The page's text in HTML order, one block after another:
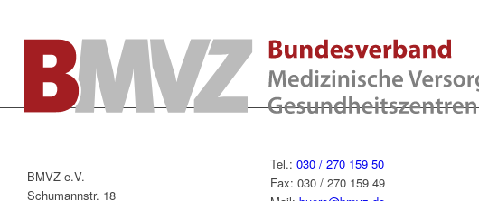
BMVZ e.V.
Schumannstr. 18
Tel.: 030 / 270 159 50
Fax: 030 / 270 159 49